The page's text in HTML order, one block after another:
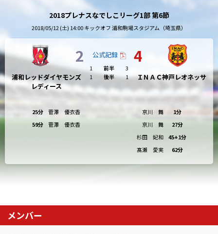
2018プレナスなでしこリーグ1部 第6節
2018/05/12 (土) 14:00 キックオフ 浦和駒場スタジアム（埼玉県）
浦和レッドダイヤモンズ
レディース
25分
菅澤 優衣香
59分
菅澤 優衣香
2 公式記録 4
1 前半
3
1
後半 1 ＩＮＡＣ神戸レオネッサ
京川 舞
1分
京川 舞
27分
杉田 妃和
45+1分
髙瀬 愛実
62分
メンバー